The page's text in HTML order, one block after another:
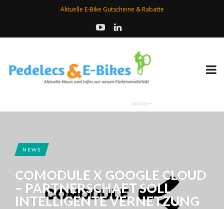
Aktuelle E-Bike Gutscheine & Rabatte
NEWS
COMODULE X GOOGLE CLOUD
– PARTNERSCHAFT SOLL
INTELLIGENTE VERNETZUNG